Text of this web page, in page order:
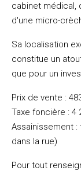
cabinet médical,
d'une micro-
Sa localisation
constitue un
que pour un
Prix de vente :
Taxe foncière : 4
Assainissement
dans la rue)
Pour tout